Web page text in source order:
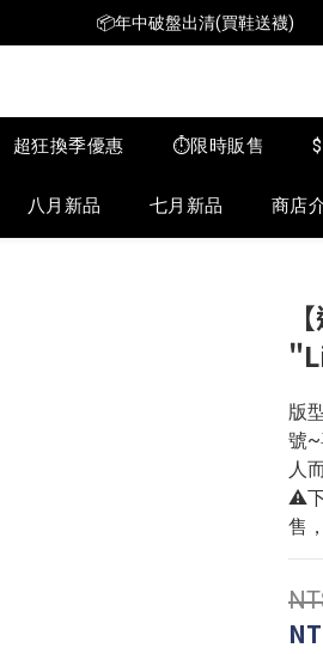
📦年中破盤出清(買鞋送襪)
📦年中破盤出清(買鞋送襪)
📦年中破盤出清(買鞋送襪)
超狂換季優惠 ⏱️限時販售
八月新品 七月新品 商店
版
號
人
⚠️下
售